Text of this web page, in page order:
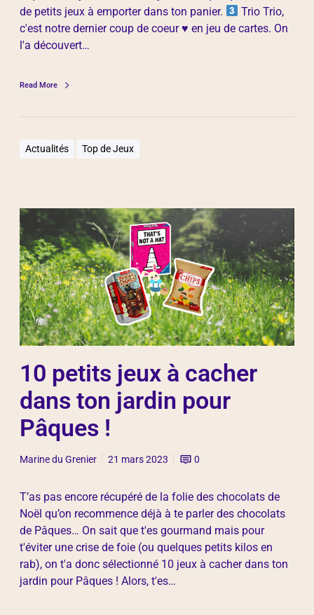
de petits jeux à emporter dans ton panier.
Trio Trio,
c'est notre dernier coup de coeur♥️ en jeu de cartes. On
l'a découvert…
Read More
Actualités Top de Jeux
10 petits jeux à cacher
dans ton jardin pour
Pâques !
Marine du Grenier 21 mars 2023 0
T’as pas encore récupéré de la folie des chocolats de
Noël qu’on recommence déjà à te parler des chocolats
de Pâques… On sait que t'es gourmand mais pour
t'éviter une crise de foie (ou quelques petits kilos en
rab), on t'a donc sélectionné 10 jeux à cacher dans ton
jardin pour Pâques ! Alors, t'es…